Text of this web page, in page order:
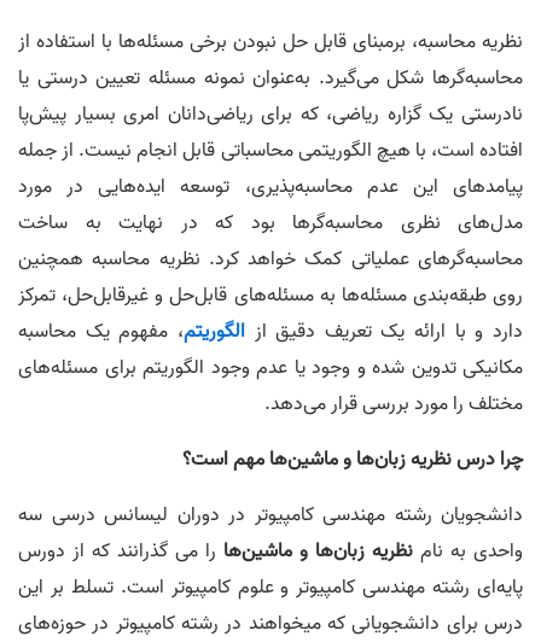
نظریه محاسبه‌، برمبنای قابل حل نبودن برخی مسئله‌ها با استفاده از
محاسبه‌گرها شکل می‌گیرد. به‌عنوان نمونه مسئله تعیین درستی یا
نادرستی یک گزاره ریاضی، که برای ریاضی‌دانان امری بسیار پیش‌پا
افتاده است، با هیچ الگوریتمی محاسباتی قابل انجام نیست. از جمله
پیامدهای این عدم محاسبه‌پذیری، توسعه ایده‌هایی در مورد
مدل‌های نظری محاسبه‌گرها بود که در نهایت به ساخت
محاسبه‌گرهای عملیاتی کمک خواهد کرد. نظریه محاسبه‌ همچنین
روی طبقه‌بندی مسئله‌ها به مسئله‌های قابل‌حل و غیرقابل‌حل، تمرکز
دارد و با ارائه یک تعریف دقیق ازالگوریتم، مفهوم یک محاسبه
مکانیکی تدوین شده و وجود یا عدم وجود الگوریتم برای مسئله‌های
مختلف را مورد بررسی قرار می‌دهد.
چرا درس نظریه زبان‌ها و ماشین‌ها مهم است؟
دانشجویان رشته مهندسی کامپیوتر در دوران لیسانس درسی سه
واحدی به نام نظریه زبان‌ها و ماشین‌ها را می گذرانند که از دورس
پایه‌ای رشته مهندسی کامپیوتر و علوم کامپیوتر است. تسلط بر این
درس برای دانشجویانی که میخواهند در رشته کامپیوتر در حوزه‌های